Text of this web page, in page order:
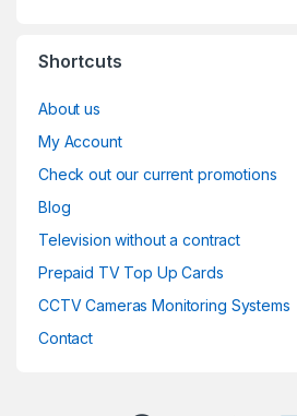
Shortcuts
About us
My Account
Check out our current promotions
Blog
Television without a contract
Prepaid TV Top Up Cards
CCTV Cameras Monitoring Systems
Contact